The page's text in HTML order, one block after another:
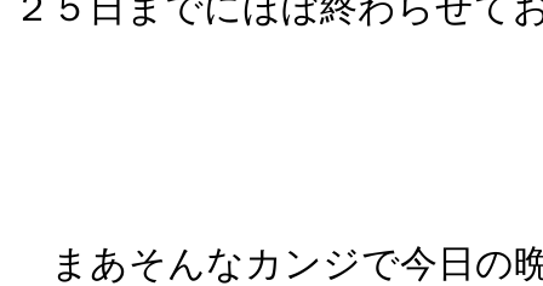
２５日までにほぼ終わらせて
まあそんなカンジで今日の